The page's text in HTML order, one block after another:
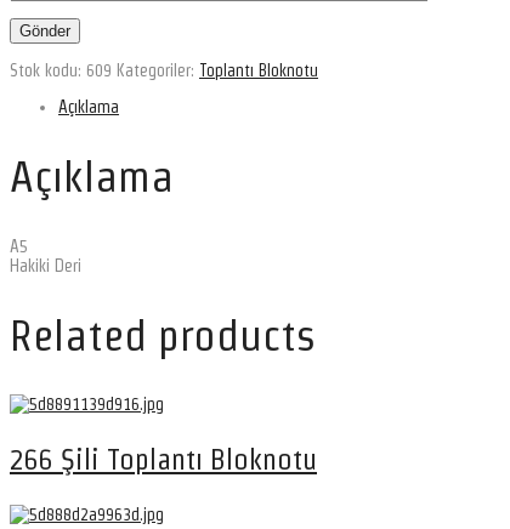
Stok kodu: 609 Kategoriler: Toplantı Bloknotu
Açıklama
Açıklama
A5
Hakiki Deri
Related products
266 Şili Toplantı Bloknotu